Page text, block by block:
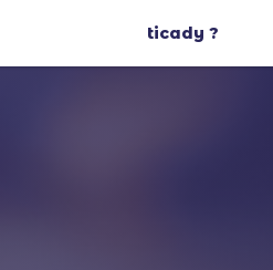
ticady ?